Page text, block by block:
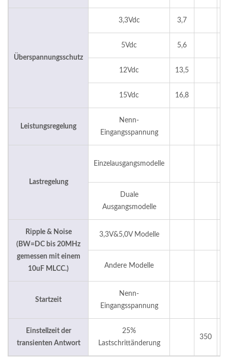
Überspannungsschutz
3,3Vdc 3,7
5Vdc 5,6
12Vdc 13,5
15Vdc 16,8
Leistungsregelung
Nenn-
Eingangsspannung
Lastregelung
Einzelausgangsmodelle
Duale
Ausgangsmodelle
Ripple & Noise
(BW=DC bis 20MHz
gemessen mit einem
10uF MLCC.)
3,3V&5,0V Modelle
Andere Modelle
Startzeit
Nenn-
Eingangsspannung
Einstellzeit der
transienten Antwort
25%
Lastschrittänderung
350